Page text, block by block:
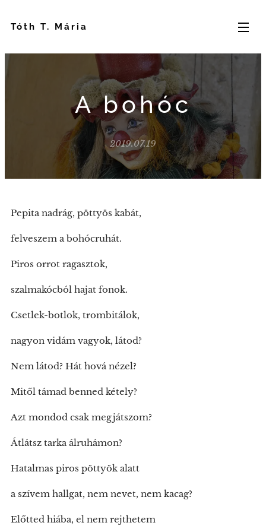
Tóth T. Mária
A bohóc
2019.07.19
Pepita nadrág, pöttyös kabát,
felveszem a bohócruhát.
Piros orrot ragasztok,
szalmakócból hajat fonok.
Csetlek-botlok, trombitálok,
nagyon vidám vagyok, látod?
Nem látod? Hát hová nézel?
Mitől támad benned kétely?
Azt mondod csak megjátszom?
Átlátsz tarka álruhámon?
Hatalmas piros pöttyök alatt
a szívem hallgat, nem nevet, nem kacag?
Előtted hiába, el nem rejthetem